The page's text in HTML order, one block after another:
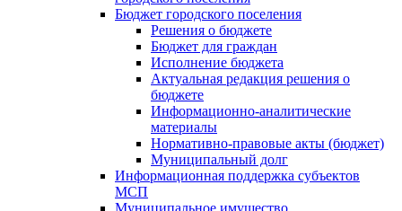
Бюджет городского поселения
Решения о бюджете
Бюджет для граждан
Исполнение бюджета
Актуальная редакция решения о
бюджете
Информационно-аналитические
материалы
Нормативно-правовые акты (бюджет)
Муниципальный долг
Информационная поддержка субъектов
МСП
Муниципальное имущество